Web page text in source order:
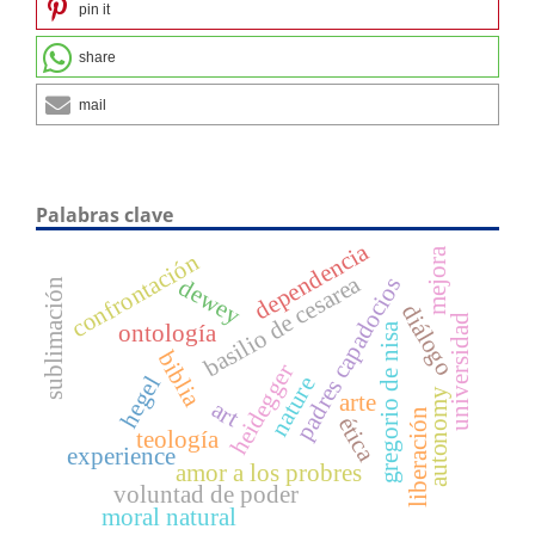
pin it
share
mail
Palabras clave
biblia
teología heidegger
hegel
ontología
confrontación padres capadocios
basilio de cesareagregorio de nisa
amor a los probres
dependencia
voluntad de poder liberación
diálogo
ética
universidad
moral natural
dewey
arte
art nature
experience autonomy
mejora
sublimación